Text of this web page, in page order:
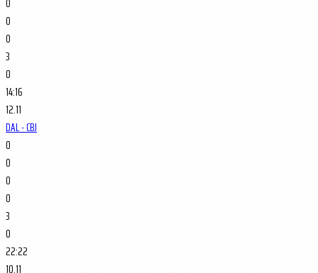
0
0
3
0
14:16
12.11
DAL - CBJ
0
0
0
0
3
0
22:22
10.11